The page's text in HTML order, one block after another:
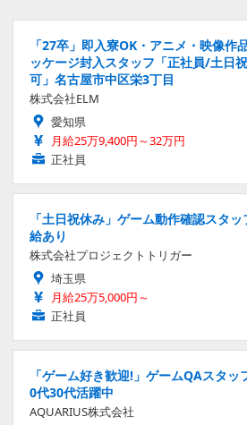
「27卒」即入寮OK・アニメ・映像
ッケージ封入スタッフ「正社員/土日
可」名古屋市中区栄3丁目
株式会社ELM
愛知県
月給25万9,400円～32万円
正社員
「土日祝休み」ゲーム動作確認スタ
給あり
株式会社プロジェクトトリガー
埼玉県
月給25万5,000円～
正社員
「ゲーム好き歓迎!」ゲームQAスタ
0代30代活躍中
AQUARIUS株式会社